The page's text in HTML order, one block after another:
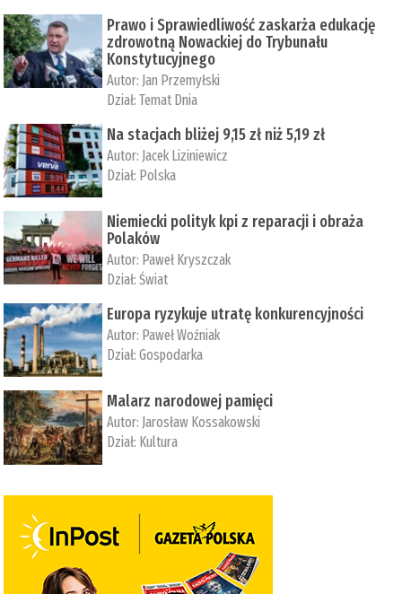
Prawo i Sprawiedliwość zaskarża edukację
zdrowotną Nowackiej do Trybunału
Konstytucyjnego
Autor: Jan Przemyłski
Dział:Temat Dnia
Na stacjach bliżej 9,15 zł niż 5,19 zł
Autor: Jacek Liziniewicz
Dział: Polska
Niemiecki polityk kpi z reparacji i obraża
Polaków
Autor: Paweł Kryszczak
Dział:Świat
Europa ryzykuje utratę konkurencyjności
Autor: Paweł Woźniak
Dział:Gospodarka
Malarz narodowej pamięci
Autor: Jarosław Kossakowski
Dział: Kultura